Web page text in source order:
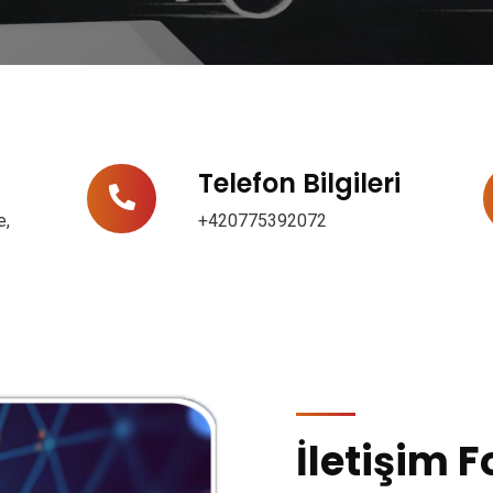
Telefon Bilgileri
+420775392072
İletişim